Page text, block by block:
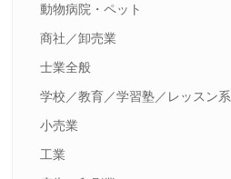
動物病院・ペット
商社／卸売業
士業全般
学校／教育／学習塾／レッスン系
小売業
工業